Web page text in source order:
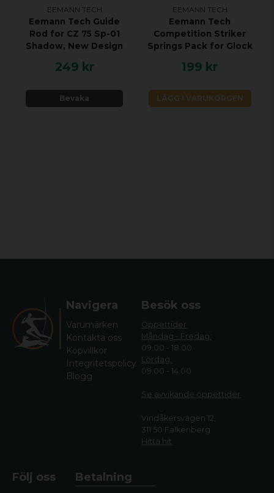
EEMANN TECH
Eemann Tech Guide
Rod for CZ 75 Sp-01
Shadow, New Design
249 kr
Bevaka
EEMANN TECH
Eemann Tech
Competition Striker
Springs Pack for Glock
199 kr
LÄGG I VARUKORGEN
Navigera
Varumärken
Kontakta oss
Köpvillkor
Integritetspolicy
Blogg
Besök oss
Öppettider
Måndag - Fredag:
09.00 - 18.00
Lördag:
09.00 - 14.00
Se avvikande öppettider
Vindåkersvägen 12,
311 50 Falkenberg
Hitta hit
Följ oss Betalning